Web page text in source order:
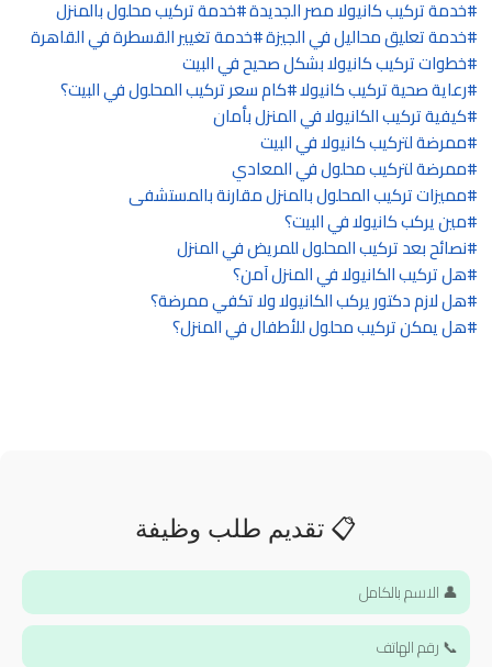
خدمة تركيب كانيولا مصر الجديدة خدمة تركيب محلول بالمنزل
خدمة تعليق محاليل في الجيزة خدمة تغيير القسطرة في القاهرة
خطوات تركيب كانيولا بشكل صحيح في البيت
رعاية صحية تركيب كانيولا كام سعر تركيب المحلول في البيت؟
كيفية تركيب الكانيولا في المنزل بأمان
ممرضة لتركيب كانيولا في البيت
ممرضة لتركيب محلول في المعادي
مميزات تركيب المحلول بالمنزل مقارنة بالمستشفى
مين يركب كانيولا في البيت؟
نصائح بعد تركيب المحلول للمريض في المنزل
هل تركيب الكانيولا في المنزل آمن؟
هل لازم دكتور يركب الكانيولا ولا تكفي ممرضة؟
هل يمكن تركيب محلول للأطفال في المنزل؟
📋 تقديم طلب وظيفة